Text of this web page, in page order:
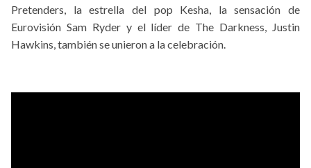
Pretenders, la estrella del pop Kesha, la sensación de
Eurovisión Sam Ryder y el líder de The Darkness, Justin
Hawkins, también se unieron a la celebración.